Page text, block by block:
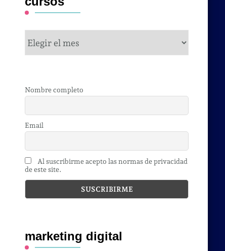
cursos
Nombre completo
Email
Al suscribirme acepto las normas de privacidad
de este site.
marketing digital